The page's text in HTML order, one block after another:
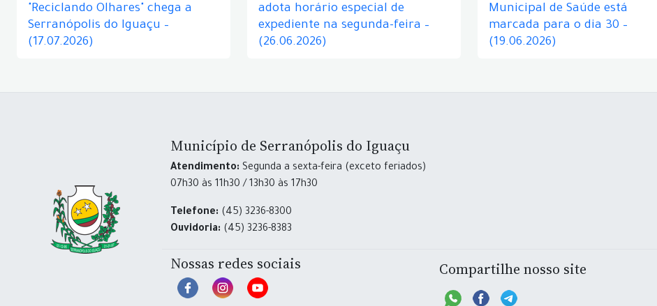
"Reciclando Olhares" chega a
Serranópolis do Iguaçu –
(17.07.2026)
adota horário especial de
expediente na segunda-feira –
(26.06.2026)
Municipal de Saúde está
marcada para o dia 30 –
(19.06.2026)
Município de Serranópolis do Iguaçu
Atendimento: Segunda a sexta-feira (exceto feriados)
07h30 às 11h30 / 13h30 às 17h30
Telefone: (45) 3236-8300
Ouvidoria: (45) 3236-8383
Nossas redes sociais Compartilhe nosso site